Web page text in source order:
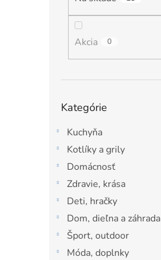
Akcia 0
kategórie
Kategórie
Kuchyňa
Kotlíky a grily
Domácnosť
Zdravie, krása
Deti, hračky
Dom, dieľna a záhrada
Šport, outdoor
Móda, doplnky